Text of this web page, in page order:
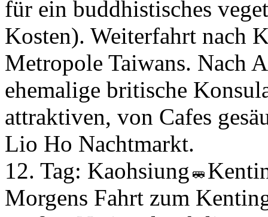
für ein buddhistisches
Kosten). Weiterfahrt nach
Metropole Taiwans. Nach
ehemalige britische
attraktiven, von Cafes
Lio Ho Nachtmarkt.
12. Tag: Kaohsiung
Morgens Fahrt zum